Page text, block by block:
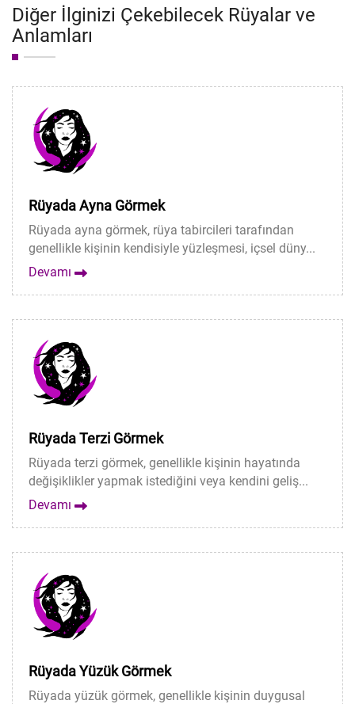
Diğer İlginizi Çekebilecek Rüyalar ve
Anlamları
Rüyada Ayna Görmek
Rüyada ayna görmek, rüya tabircileri tarafından
genellikle kişinin kendisiyle yüzleşmesi, içsel düny...
Devamı
Rüyada Terzi Görmek
Rüyada terzi görmek, genellikle kişinin hayatında
değişiklikler yapmak istediğini veya kendini geliş...
Devamı
Rüyada Yüzük Görmek
Rüyada yüzük görmek, genellikle kişinin duygusal